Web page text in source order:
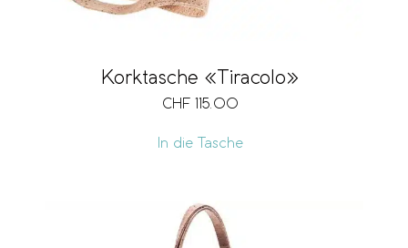
Korktasche «Tiracolo»
CHF 115.00
In die Tasche